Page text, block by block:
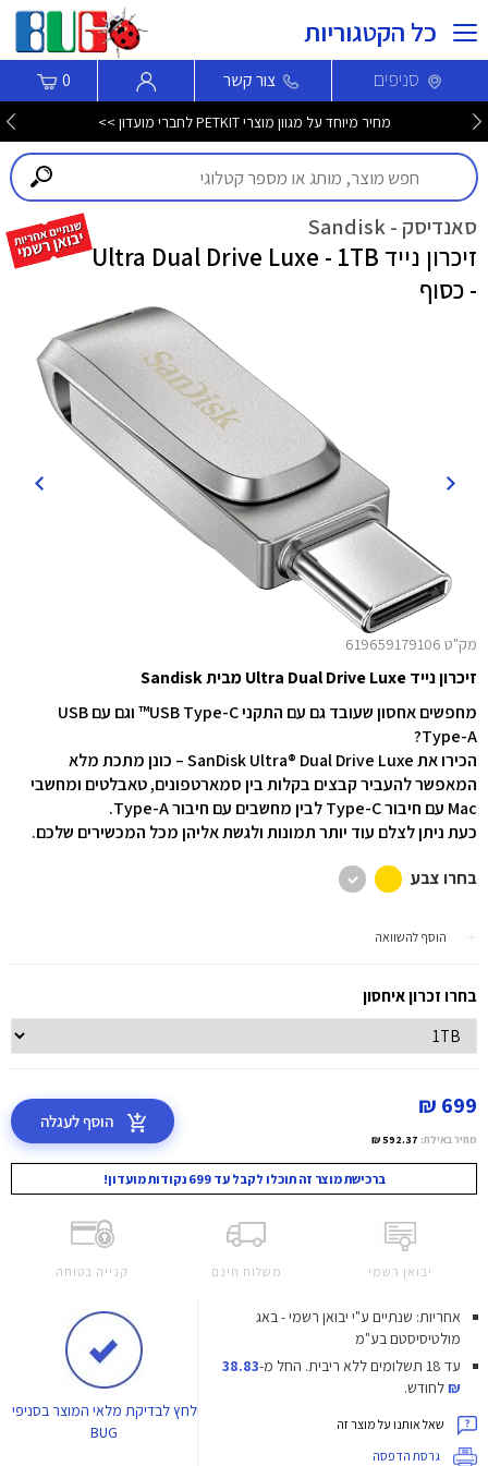
כל הקטגוריות
סניפים צור קשר 0
מחיר מיוחד על מגוון מוצרי PETKIT לחברי מועדון >>
סאנדיסק - Sandisk
זיכרון נייד Ultra Dual Drive Luxe - 1TB
- כסוף
מק"ט 619659179106
זיכרון נייד Ultra Dual Drive Luxe מבית Sandisk
מחפשים אחסון שעובד גם עם התקני USB Type-C™ וגם עם USB
Type-A?
הכירו את SanDisk Ultra® Dual Drive Luxe – כונן מתכת מלא
המאפשר להעביר קבצים בקלות בין סמארטפונים, טאבלטים ומחשבי
Mac עם חיבור Type-C לבין מחשבים עם חיבור Type-A.
כעת ניתן לצלם עוד יותר תמונות ולגשת אליהן מכל המכשירים שלכם.
בחרו צבע
הוסף להשוואה
בחרו זכרון איחסון
699 ₪
מחיר באילת: 592.37 ₪
הוסף לעגלה
ברכישת מוצר זה תוכלו לקבל עד 699 נקודות מועדון!
יבואן רשמי משלוח חינם קנייה בטוחה
אחריות: שנתיים ע"י יבואן רשמי - באג
מולטיסיסטם בע"מ
עד 18 תשלומים ללא ריבית.
החל מ-38.83
₪לחודש.
שאל אותנו על מוצר זה
גרסת הדפסה
לחץלבדיקת מלאי המוצר בסניפי
BUG